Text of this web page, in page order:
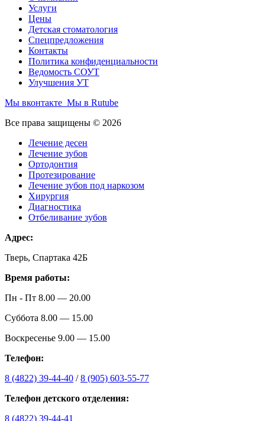
Услуги
Цены
Детская стоматология
Спецпредложения
Контакты
Политика конфиденциальности
Ведомость СОУТ
Улучшения УТ
Мы вконтакте Мы в Rutube
Все права защищены © 2026
Лечение десен
Лечение зубов
Ортодонтия
Протезирование
Лечение зубов под наркозом
Хирургия
Диагностика
Отбеливание зубов
Адрес:
Тверь, Спартака 42Б
Время работы:
Пн - Пт 8.00 — 20.00
Суббота 8.00 — 15.00
Воскресенье 9.00 — 15.00
Телефон:
8 (4822) 39-44-40 /8 (905) 603-55-77
Телефон детского отделения:
8 (4822) 39-44-41